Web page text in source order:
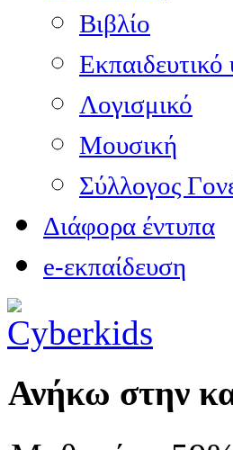
Βιβλίο
Εκπαιδευτικό
Λογισμικό
Μουσική
Σύλλογος
Διάφορα έντυπα
e-εκπαίδευση
Ανήκω στην